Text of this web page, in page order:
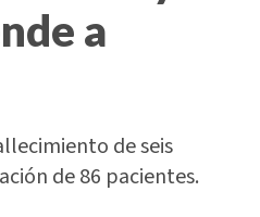
a
de seis
de 86 pacientes.